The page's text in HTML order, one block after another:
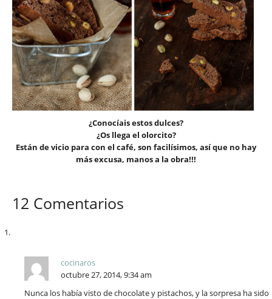
¿Conocíais estos dulces?
¿Os llega el olorcito?
Están de vicio para con el café, son facilísimos, así que no hay
más excusa, manos a la obra!!!
12 Comentarios
cocinaros
octubre 27, 2014, 9:34 am
Nunca los había visto de chocolate y pistachos, y la sorpresa ha sido